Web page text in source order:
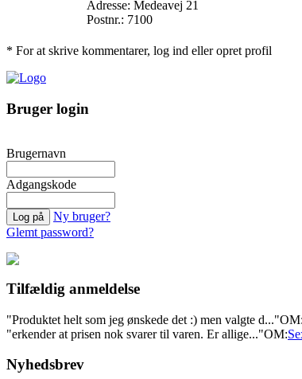
Adresse: Medeavej 21
Postnr.: 7100
* For at skrive kommentarer, log ind eller opret profil
Bruger login
Brugernavn
Adgangskode
Ny bruger?
Glemt password?
Tilfældig anmeldelse
"Produktet helt som jeg ønskede det :) men valgte d..."OM:
"erkender at prisen nok svarer til varen. Er allige..."OM:
Nyhedsbrev